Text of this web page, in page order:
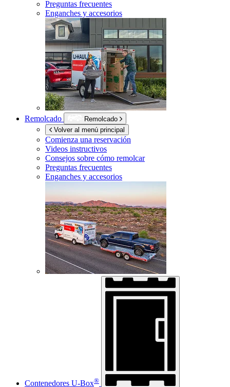
Preguntas frecuentes
Enganches y accesorios
Remolcado
Remolcado
Volver al menú principal
Comienza una reservación
Videos instructivos
Consejos sobre cómo remolcar
Preguntas frecuentes
Enganches y accesorios
Contenedores U-Box®